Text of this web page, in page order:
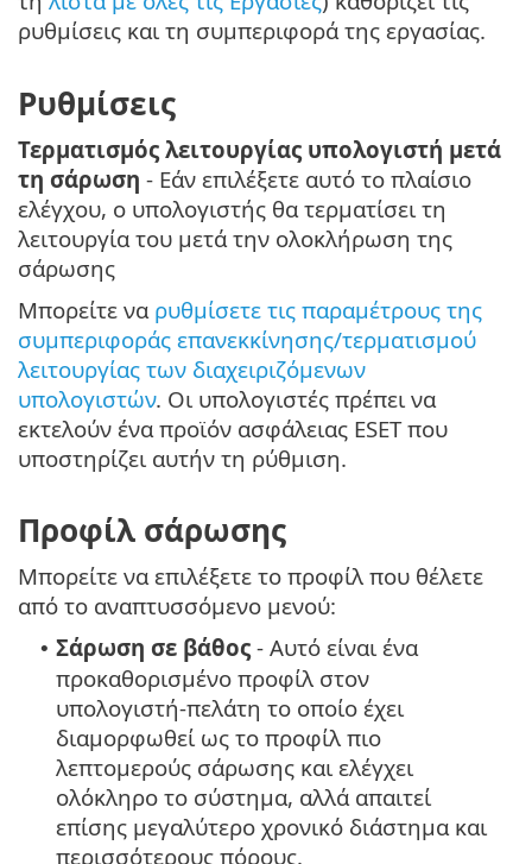
ρυθμίσεις και τη συμπεριφορά της εργασίας.
Ρυθμίσεις
Τερματισμός λειτουργίας υπολογιστή μετά
τη σάρωση - Εάν επιλέξετε αυτό το πλαίσιο
ελέγχου, ο υπολογιστής θα τερματίσει τη
λειτουργία του μετά την ολοκλήρωση της
σάρωσης
Μπορείτε να ρυθμίσετε τις παραμέτρους της
συμπεριφοράς επανεκκίνησης/τερματισμού
λειτουργίας των διαχειριζόμενων
υπολογιστών. Οι υπολογιστές πρέπει να
εκτελούν ένα προϊόν ασφάλειας ESET που
υποστηρίζει αυτήν τη ρύθμιση.
Προφίλ σάρωσης
Μπορείτε να επιλέξετε το προφίλ που θέλετε
από το αναπτυσσόμενο μενού:
• Σάρωση σε βάθος - Αυτό είναι ένα
προκαθορισμένο προφίλ στον
υπολογιστή-πελάτη το οποίο έχει
διαμορφωθεί ως το προφίλ πιο
λεπτομερούς σάρωσης και ελέγχει
ολόκληρο το σύστημα, αλλά απαιτεί
επίσης μεγαλύτερο χρονικό διάστημα και
περισσότερους πόρους.